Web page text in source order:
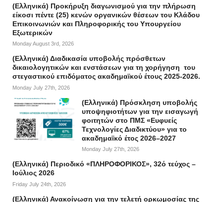
(Ελληνικά) Προκήρυξη διαγωνισμού για την πλήρωση
είκοσι πέντε (25) κενών οργανικών θέσεων του Κλάδου
Επικοινωνιών και Πληροφορικής του Υπουργείου
Εξωτερικών
Monday August 3rd, 2026
(Ελληνικά) Διαδικασία υποβολής πρόσθετων
δικαιολογητικών και ενστάσεων για τη χορήγηση του
στεγαστικού επιδόματος ακαδημαϊκού έτους 2025-2026.
Monday July 27th, 2026
(Ελληνικά) Πρόσκληση υποβολής
υποψηφιοτήτων για την εισαγωγή
φοιτητών στο ΠΜΣ «Ευφυείς
Τεχνολογίες Διαδικτύου» για το
ακαδημαϊκό έτος 2026–2027
Monday July 27th, 2026
(Ελληνικά) Περιοδικό «ΠΛΗΡΟΦΟΡΙΚΟΣ», 32ό τεύχος –
Ιούλιος 2026
Friday July 24th, 2026
(Ελληνικά) Ανακοίνωση για την τελετή ορκωμοσίας της